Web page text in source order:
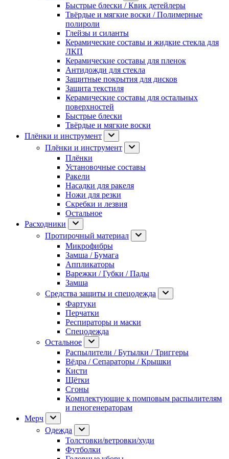
Быстрые блески / Квик детейлеры
Твёрдые и мягкие воски / Полимерные
полироли
Глейзы и силанты
Керамические составы и жидкие стекла для
ЛКП
Керамические составы для пленок
Антидожди для стекла
Защитные покрытия для дисков
Защита текстиля
Керамические составы для остальных
поверхностей
Быстрые блески
Твёрдые и мягкие воски
Плёнки и инструмент
Плёнки и инструмент
Плёнки
Установочные составы
Ракели
Насадки для ракеля
Ножи для резки
Скребки и лезвия
Остальное
Расходники
Протирочный материал
Микрофибры
Замша / Бумага
Аппликаторы
Варежки / Губки / Пады
Замша
Средства защиты и спецодежда
Фартуки
Перчатки
Респираторы и маски
Спецодежда
Остальное
Распылители / Бутылки / Триггеры
Вёдра / Сепараторы / Крышки
Кисти
Щётки
Сгоны
Комплектующие к помповым распылителям
и пеногенераторам
Мерч
Одежда
Толстовки/ветровки/худи
Футболки